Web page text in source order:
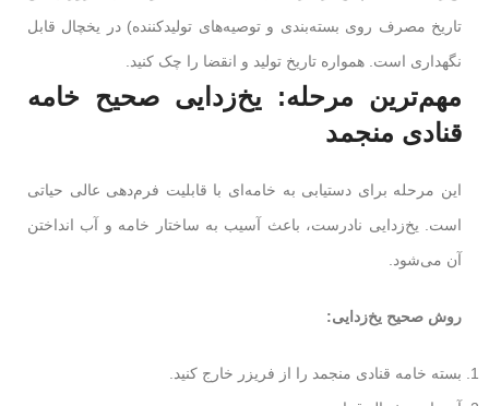
تاریخ مصرف روی بسته‌بندی و توصیه‌های تولیدکننده) در یخچال قابل
نگهداری است. همواره تاریخ تولید و انقضا را چک کنید.
مهم‌ترین مرحله: یخ‌زدایی صحیح خامه
قنادی منجمد
این مرحله برای دستیابی به خامه‌ای با قابلیت فرم‌دهی عالی حیاتی
است. یخ‌زدایی نادرست، باعث آسیب به ساختار خامه و آب انداختن
آن می‌شود.
روش صحیح یخ‌زدایی:
بسته خامه قنادی منجمد را از فریزر خارج کنید.